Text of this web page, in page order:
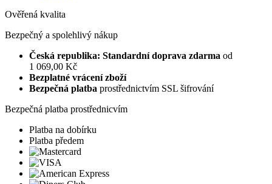
Ověřená kvalita
Bezpečný a spolehlivý nákup
Česká republika: Standardní doprava zdarma od
1 069,00 Kč
Bezplatné vrácení zboží
Bezpečná platba prostřednictvím SSL šifrování
Bezpečná platba prostřednicvím
Platba na dobírku
Platba předem